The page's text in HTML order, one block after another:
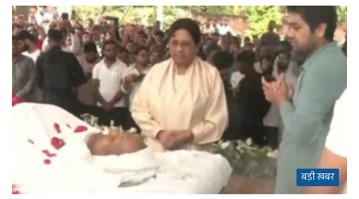
बड़ी खबर